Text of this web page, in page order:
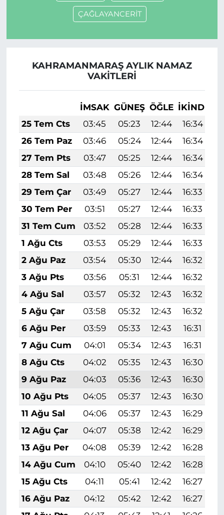
ÇAĞLAYANCERİT
KAHRAMANMARAŞ AYLIK NAMAZ
VAKITLERI
İMSAK GÜNEŞ ÖĞLE İKINDI
25 Tem Cts
03:45 05:23 12:44 16:34
26 Tem Paz
03:46 05:24 12:44 16:34
27 Tem Pts
03:47 05:25 12:44 16:34
28 Tem Sal
03:48 05:26 12:44 16:34
29 Tem Çar
03:49 05:27 12:44 16:33
30 Tem Per
03:51 05:27 12:44 16:33
31 Tem Cum
03:52 05:28 12:44 16:33
1 Ağu Cts
03:53 05:29 12:44 16:33
2 Ağu Paz
03:54 05:30 12:44 16:32
3 Ağu Pts
03:56 05:31 12:44 16:32
4 Ağu Sal
03:57 05:32 12:43 16:32
5 Ağu Çar
03:58 05:32 12:43 16:32
6 Ağu Per
03:59 05:33 12:43 16:31
7 Ağu Cum
04:01 05:34 12:43 16:31
8 Ağu Cts
04:02 05:35 12:43 16:30
9 Ağu Paz
04:03 05:36 12:43 16:30
10 Ağu Pts
04:05 05:37 12:43 16:30
11 Ağu Sal
04:06 05:37 12:43 16:29
12 Ağu Çar
04:07 05:38 12:42 16:29
13 Ağu Per
04:08 05:39 12:42 16:28
14 Ağu Cum
04:10 05:40 12:42 16:28
15 Ağu Cts
04:11 05:41 12:42 16:27
16 Ağu Paz
04:12 05:42 12:42 16:27